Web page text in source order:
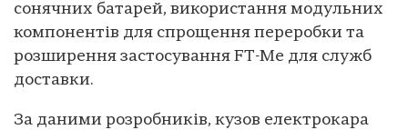
сонячних батарей, використання модульних
компонентів для спрощення переробки та
розширення застосування FT-Me для служб
доставки.
За даними розробників, кузов електрокара